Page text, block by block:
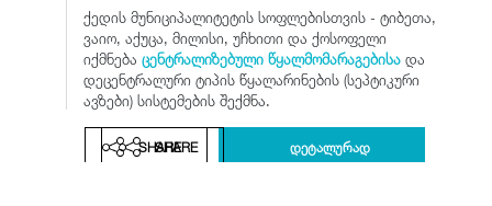
ქედის მუნიციპალიტეტის სოფლებისთვის - ტიბეთა,
ვაიო, აქუცა, მილისი, უჩხითი და ქოსოფელი
იქმნება ცენტრალიზებული წყალმომარაგებისადა
დეცენტრალური ტიპის წყალარინების (სეპტიკური
ავზები) სისტემების შექმნა.
SHARE დეტალურად
SHARE დეტალურად